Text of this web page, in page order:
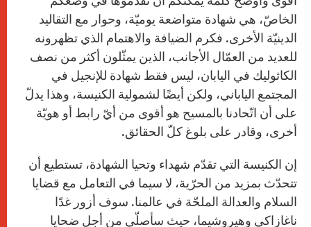
الخاصّ، هي شهادة متواضعة يوميّة، وحوار مع التقاليد
الدينيّة الأخرى. فكرم الضيافة والاهتمام الذي تظهرونه
للعديد من العمّال الأجانب، الذين يمثّلون أكثر من نصف
الكاثوليك في اليابان، ليس فقط شهادة للإنجيل في
المجتمع الياباني، ولكن أيضًا لشمولية الكنيسة، وهذا يدلّ
على أن اتّحادنا بالمسيح هو أقوى من أيّ رابط أو هويّة
أخرى، وقادر على بلوغ كلّ الحقائق.
إن الكنيسة التي تقدّم شهداء وتحيا الشهادة، تستطيع أن
تتحدّث بمزيد من الحرّية، لا سيما في التعامل مع قضايا
السلام والعدالة الملحّة في عالمنا. سوف أزور غدًا
ناغازاكي وهيروشيما، حيث سأصلّي من أجل ضحايا